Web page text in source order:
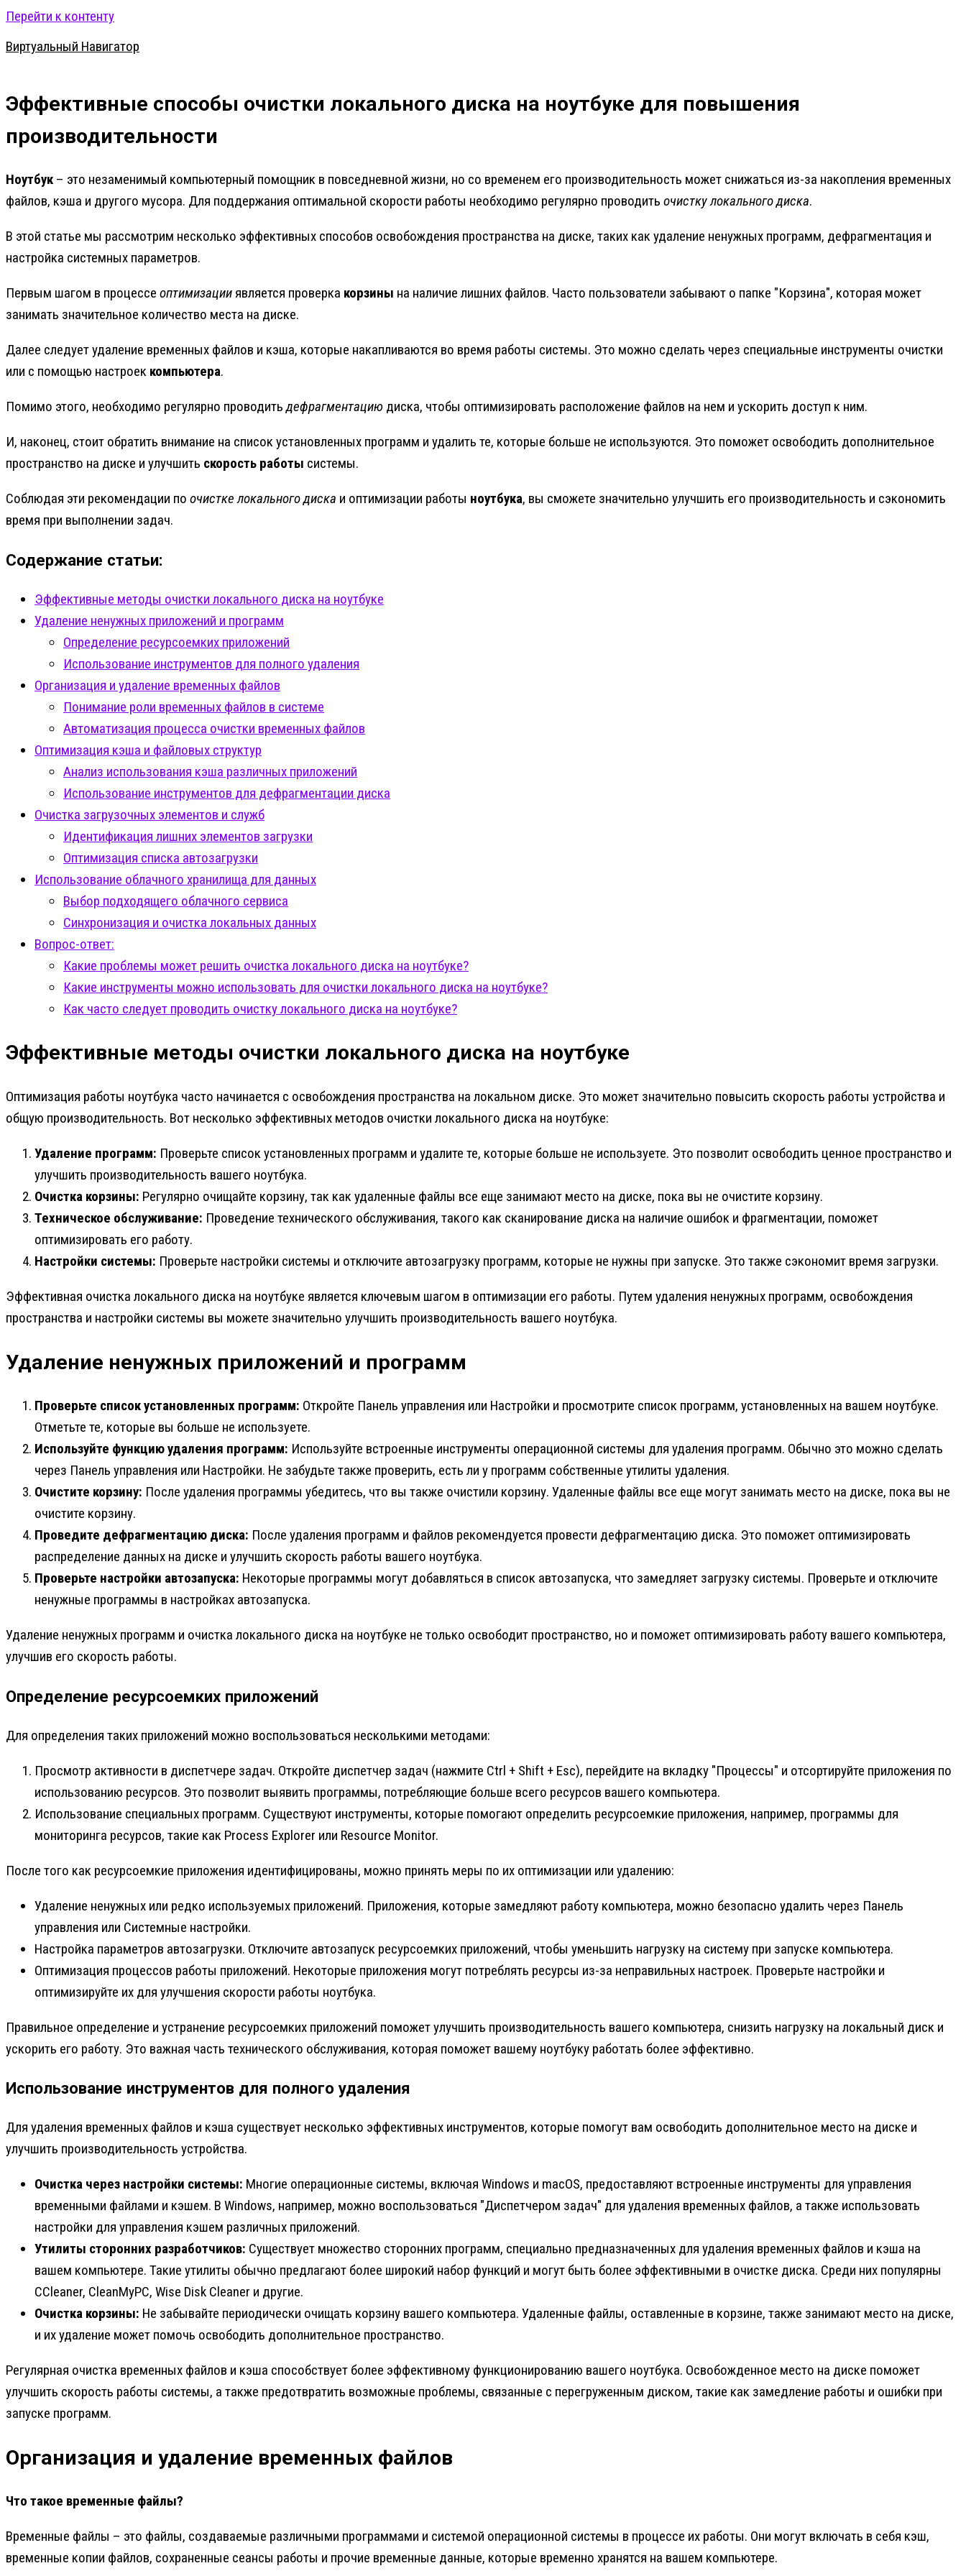
Перейти к контенту
Виртуальный Навигатор
Эффективные способы очистки локального диска на ноутбуке для повышения
производительности
Ноутбук – это незаменимый компьютерный помощник в повседневной жизни, но со временем его производительность может снижаться из-за накопления временных
файлов, кэша и другого мусора. Для поддержания оптимальной скорости работы необходимо регулярно проводить очистку локального диска.
В этой статье мы рассмотрим несколько эффективных способов освобождения пространства на диске, таких как удаление ненужных программ, дефрагментация и
настройка системных параметров.
Первым шагом в процессе оптимизацииявляется проверка корзины на наличие лишних файлов. Часто пользователи забывают о папке "Корзина", которая может
занимать значительное количество места на диске.
Далее следует удаление временных файлов и кэша, которые накапливаются во время работы системы. Это можно сделать через специальные инструменты очистки
или с помощью настроек компьютера.
Помимо этого, необходимо регулярно проводитьдефрагментацию диска, чтобы оптимизировать расположение файлов на нем и ускорить доступ к ним.
И, наконец, стоит обратить внимание на список установленных программ и удалить те, которые больше не используются. Это поможет освободить дополнительное
пространство на диске и улучшить скорость работы системы.
Соблюдая эти рекомендации по очистке локального диска и оптимизации работы ноутбука, вы сможете значительно улучшить его производительность и сэкономить
время при выполнении задач.
Содержание статьи:
Эффективные методы очистки локального диска на ноутбуке
Удаление ненужных приложений и программ
Определение ресурсоемких приложений
Использование инструментов для полного удаления
Организация и удаление временных файлов
Понимание роли временных файлов в системе
Автоматизация процесса очистки временных файлов
Оптимизация кэша и файловых структур
Анализ использования кэша различных приложений
Использование инструментов для дефрагментации диска
Очистка загрузочных элементов и служб
Идентификация лишних элементов загрузки
Оптимизация списка автозагрузки
Использование облачного хранилища для данных
Выбор подходящего облачного сервиса
Синхронизация и очистка локальных данных
Вопрос-ответ:
Какие проблемы может решить очистка локального диска на ноутбуке?
Какие инструменты можно использовать для очистки локального диска на ноутбуке?
Как часто следует проводить очистку локального диска на ноутбуке?
Эффективные методы очистки локального диска на ноутбуке
Оптимизация работы ноутбука часто начинается с освобождения пространства на локальном диске. Это может значительно повысить скорость работы устройства и
общую производительность. Вот несколько эффективных методов очистки локального диска на ноутбуке:
Удаление программ: Проверьте список установленных программ и удалите те, которые больше не используете. Это позволит освободить ценное пространство и
улучшить производительность вашего ноутбука.
Очистка корзины: Регулярно очищайте корзину, так как удаленные файлы все еще занимают место на диске, пока вы не очистите корзину.
Техническое обслуживание: Проведение технического обслуживания, такого как сканирование диска на наличие ошибок и фрагментации, поможет
оптимизировать его работу.
Настройки системы: Проверьте настройки системы и отключите автозагрузку программ, которые не нужны при запуске. Это также сэкономит время загрузки.
Эффективная очистка локального диска на ноутбуке является ключевым шагом в оптимизации его работы. Путем удаления ненужных программ, освобождения
пространства и настройки системы вы можете значительно улучшить производительность вашего ноутбука.
Удаление ненужных приложений и программ
Проверьте список установленных программ: Откройте Панель управления или Настройки и просмотрите список программ, установленных на вашем ноутбуке.
Отметьте те, которые вы больше не используете.
Используйте функцию удаления программ: Используйте встроенные инструменты операционной системы для удаления программ. Обычно это можно сделать
через Панель управления или Настройки. Не забудьте также проверить, есть ли у программ собственные утилиты удаления.
Очистите корзину: После удаления программы убедитесь, что вы также очистили корзину. Удаленные файлы все еще могут занимать место на диске, пока вы не
очистите корзину.
Проведите дефрагментацию диска: После удаления программ и файлов рекомендуется провести дефрагментацию диска. Это поможет оптимизировать
распределение данных на диске и улучшить скорость работы вашего ноутбука.
Проверьте настройки автозапуска: Некоторые программы могут добавляться в список автозапуска, что замедляет загрузку системы. Проверьте и отключите
ненужные программы в настройках автозапуска.
Удаление ненужных программ и очистка локального диска на ноутбуке не только освободит пространство, но и поможет оптимизировать работу вашего компьютера,
улучшив его скорость работы.
Определение ресурсоемких приложений
Для определения таких приложений можно воспользоваться несколькими методами:
Просмотр активности в диспетчере задач. Откройте диспетчер задач (нажмите Ctrl + Shift + Esc), перейдите на вкладку "Процессы" и отсортируйте приложения по
использованию ресурсов. Это позволит выявить программы, потребляющие больше всего ресурсов вашего компьютера.
Использование специальных программ. Существуют инструменты, которые помогают определить ресурсоемкие приложения, например, программы для
мониторинга ресурсов, такие как Process Explorer или Resource Monitor.
После того как ресурсоемкие приложения идентифицированы, можно принять меры по их оптимизации или удалению:
Удаление ненужных или редко используемых приложений. Приложения, которые замедляют работу компьютера, можно безопасно удалить через Панель
управления или Системные настройки.
Настройка параметров автозагрузки. Отключите автозапуск ресурсоемких приложений, чтобы уменьшить нагрузку на систему при запуске компьютера.
Оптимизация процессов работы приложений. Некоторые приложения могут потреблять ресурсы из-за неправильных настроек. Проверьте настройки и
оптимизируйте их для улучшения скорости работы ноутбука.
Правильное определение и устранение ресурсоемких приложений поможет улучшить производительность вашего компьютера, снизить нагрузку на локальный диск и
ускорить его работу. Это важная часть технического обслуживания, которая поможет вашему ноутбуку работать более эффективно.
Использование инструментов для полного удаления
Для удаления временных файлов и кэша существует несколько эффективных инструментов, которые помогут вам освободить дополнительное место на диске и
улучшить производительность устройства.
Очистка через настройки системы: Многие операционные системы, включая Windows и macOS, предоставляют встроенные инструменты для управления
временными файлами и кэшем. В Windows, например, можно воспользоваться "Диспетчером задач" для удаления временных файлов, а также использовать
настройки для управления кэшем различных приложений.
Утилиты сторонних разработчиков: Существует множество сторонних программ, специально предназначенных для удаления временных файлов и кэша на
вашем компьютере. Такие утилиты обычно предлагают более широкий набор функций и могут быть более эффективными в очистке диска. Среди них популярны
CCleaner, CleanMyPC, Wise Disk Cleaner и другие.
Очистка корзины: Не забывайте периодически очищать корзину вашего компьютера. Удаленные файлы, оставленные в корзине, также занимают место на диске,
и их удаление может помочь освободить дополнительное пространство.
Регулярная очистка временных файлов и кэша способствует более эффективному функционированию вашего ноутбука. Освобожденное место на диске поможет
улучшить скорость работы системы, а также предотвратить возможные проблемы, связанные с перегруженным диском, такие как замедление работы и ошибки при
запуске программ.
Организация и удаление временных файлов
Что такое временные файлы?
Временные файлы – это файлы, создаваемые различными программами и системой операционной системы в процессе их работы. Они могут включать в себя кэш,
временные копии файлов, сохраненные сеансы работы и прочие временные данные, которые временно хранятся на вашем компьютере.